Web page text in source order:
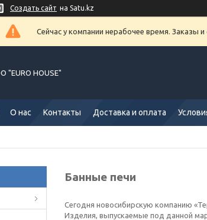
Создать сайт на Satu.kz
Сейчас у компании нерабочее время. Заказы
"EURO HOUSE"
О нас Контакты Доставка и оплата
Банные печи
Сегодня новосибирскую компанию
Изделия, выпускаемые под данной